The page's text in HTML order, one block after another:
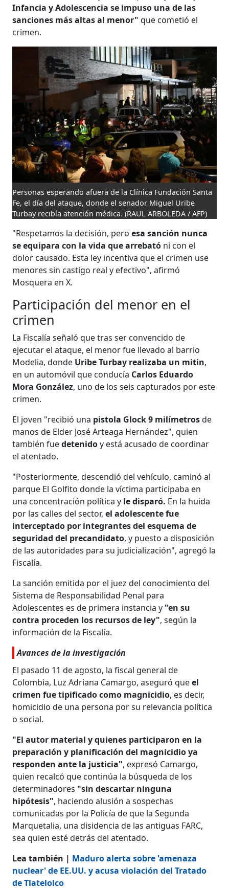
Infancia y Adolescencia se impuso una de las
sanciones más altas al menor"que cometió el
crimen.
Personas esperando afuera de la Clínica Fundación Santa
Fe, el día del ataque, donde el senador Miguel Uribe
Turbay recibía atención médica. (RAUL ARBOLEDA / AFP)
"Respetamos la decisión, pero esa sanción nunca
se equipara con la vida que arrebató ni con el
dolor causado. Esta ley incentiva que el crimen use
menores sin castigo real y efectivo", afirmó
Mosquera en X.
Participación del menor en el
crimen
La Fiscalía señaló que tras ser convencido de
ejecutar el ataque, el menor fue llevado al barrio
Modelia, donde Uribe Turbay realizaba un mitin,
en un automóvil que conducía Carlos Eduardo
Mora González, uno de los seis capturados por este
crimen.
El joven "recibió una pistola Glock 9 milímetrosde
manos de Elder José Arteaga Hernández", quien
también fuedetenidoy está acusado de coordinar
el atentado.
"Posteriormente, descendió del vehículo, caminó al
parque El Golfito donde la víctima participaba en
una concentración política y le disparó. En la huida
por las calles del sector, el adolescente fue
interceptado por integrantes del esquema de
seguridad del precandidato, y puesto a disposición
de las autoridades para su judicialización", agregó la
Fiscalía.
La sanción emitida por el juez del conocimiento del
Sistema de Responsabilidad Penal para
Adolescentes es de primera instancia y "en su
contra proceden los recursos de ley", según la
información de la Fiscalía.
Avances de la investigación
El pasado 11 de agosto, la fiscal general de
Colombia, Luz Adriana Camargo, aseguró queel
crimen fue tipificado como magnicidio, es decir,
homicidio de una persona por su relevancia política
o social.
"El autor material y quienes participaron en la
preparación y planificación del magnicidio ya
responden ante la justicia", expresó Camargo,
quien recalcó que continúa la búsqueda de los
determinadores "sin descartar ninguna
hipótesis", haciendo alusión a sospechas
comunicadas por la Policía de que la Segunda
Marquetalia, una disidencia de las antiguas FARC,
sea quien esté detrás del atentado.
Lea también | Maduro alerta sobre 'amenaza
nuclear' de EE.UU. y acusa violación del Tratado
de Tlatelolco